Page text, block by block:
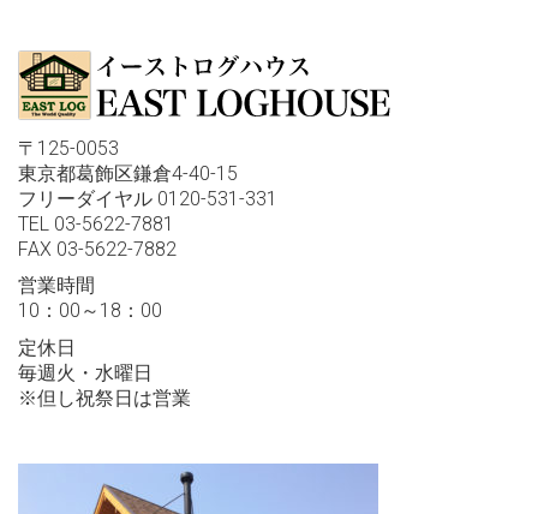
〒125-0053
東京都葛飾区鎌倉4-40-15
フリーダイヤル 0120-531-331
TEL 03-5622-7881
FAX 03-5622-7882
営業時間
10：00～18：00
定休日
毎週火・水曜日
※但し祝祭日は営業